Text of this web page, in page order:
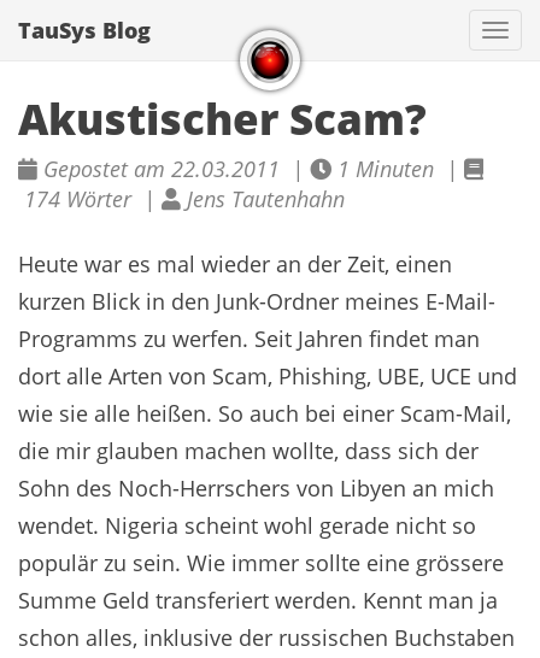
TauSys Blog
Akustischer Scam?
Gepostet am 22.03.2011 |
1 Minuten |
174 Wörter |
Jens Tautenhahn
Heute war es mal wieder an der Zeit, einen
kurzen Blick in den Junk-Ordner meines E-Mail-
Programms zu werfen. Seit Jahren findet man
dort alle Arten von Scam, Phishing, UBE, UCE und
wie sie alle heißen. So auch bei einer Scam-Mail,
die mir glauben machen wollte, dass sich der
Sohn des Noch-Herrschers von Libyen an mich
wendet. Nigeria scheint wohl gerade nicht so
populär zu sein. Wie immer sollte eine grössere
Summe Geld transferiert werden. Kennt man ja
schon alles, inklusive der russischen Buchstaben